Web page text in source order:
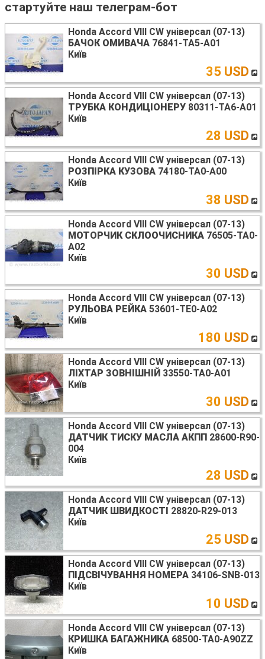
стартуйте наш телеграм-бот
Honda Accord VIII CW універсал (07-13)
БАЧОК ОМИВАЧА 76841-TA5-A01
Київ
35 USD
Honda Accord VIII CW універсал (07-13)
ТРУБКА КОНДИЦІОНЕРУ 80311-TA6-A01
Київ
28 USD
Honda Accord VIII CW універсал (07-13)
РОЗПІРКА КУЗОВА 74180-TA0-A00
Київ
38 USD
Honda Accord VIII CW універсал (07-13)
МОТОРЧИК СКЛООЧИСНИКА 76505-TA0-
A02
Київ
30 USD
Honda Accord VIII CW універсал (07-13)
РУЛЬОВА РЕЙКА 53601-TE0-A02
Київ
180 USD
Honda Accord VIII CW універсал (07-13)
ЛІХТАР ЗОВНІШНІЙ 33550-TA0-A01
Київ
30 USD
Honda Accord VIII CW універсал (07-13)
ДАТЧИК ТИСКУ МАСЛА АКПП 28600-R90-
004
Київ
28 USD
Honda Accord VIII CW універсал (07-13)
ДАТЧИК ШВИДКОСТІ 28820-R29-013
Київ
25 USD
Honda Accord VIII CW універсал (07-13)
ПІДСВІЧУВАННЯ НОМЕРА 34106-SNB-013
Київ
10 USD
Honda Accord VIII CW універсал (07-13)
КРИШКА БАГАЖНИКА 68500-TA0-A90ZZ
Київ